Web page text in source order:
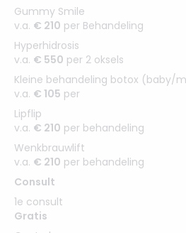
Gummy Smile
v.a. € 210 per Behandeling
Hyperhidrosis
v.a. € 550 per 2 oksels
Kleine behandeling botox (baby/
v.a. € 105 per
Lipflip
v.a. € 210 per behandeling
Wenkbrauwlift
v.a. € 210 per behandeling
Consult
1e consult
Gratis